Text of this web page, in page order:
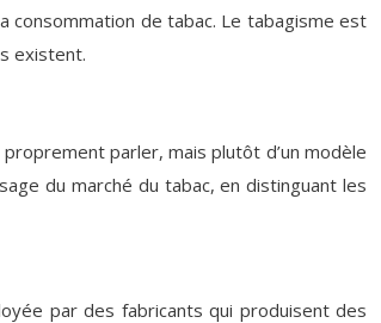
consommation de tabac. Le tabagisme est
existent.
parler, mais plutôt d’un modèle
du marché du tabac, en distinguant les
par des fabricants qui produisent des